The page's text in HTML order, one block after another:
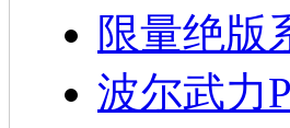
限量绝版
波尔武力